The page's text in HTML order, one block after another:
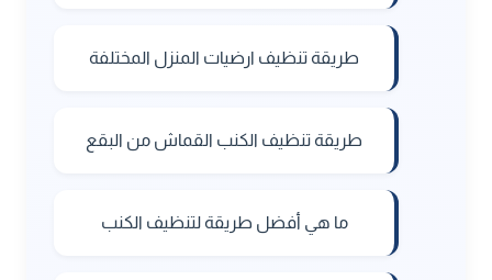
طريقة تنظيف ارضيات المنزل المختلفة
طريقة تنظيف الكنب القماش من البقع
ما هي أفضل طريقة لتنظيف الكنب